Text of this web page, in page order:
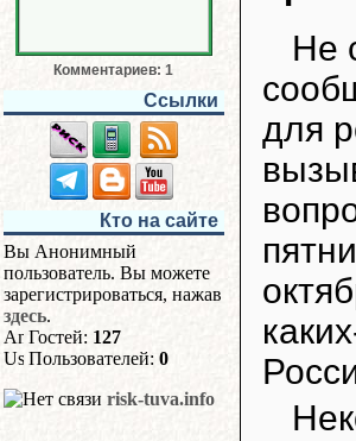
Комментариев: 1
Ссылки
Кто на сайте
Вы Анонимный
пользователь. Вы можете
зарегистрироваться, нажав
здесь.
Гостей: 127
Пользователей: 0
risk-tuva.info
Не
для